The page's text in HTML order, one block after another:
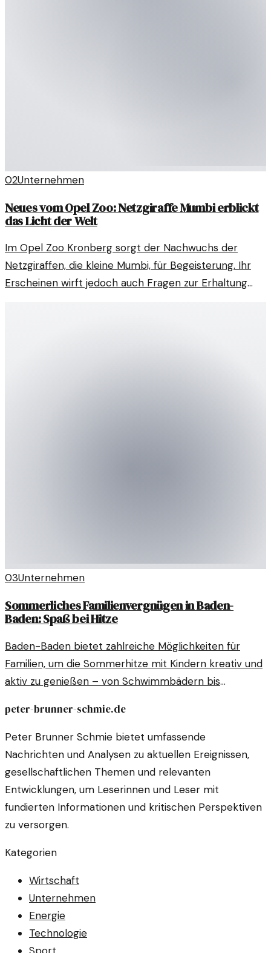
02Unternehmen
Neues vom Opel Zoo: Netzgiraffe Mumbi erblickt
das Licht der Welt
Im Opel Zoo Kronberg sorgt der Nachwuchs der
Netzgiraffen, die kleine Mumbi, für Begeisterung. Ihr
Erscheinen wirft jedoch auch Fragen zur Erhaltung
03Unternehmen
Sommerliches Familienvergnügen in Baden-
Baden: Spaß bei Hitze
Baden-Baden bietet zahlreiche Möglichkeiten für
Familien, um die Sommerhitze mit Kindern kreativ und
aktiv zu genießen – von Schwimmbädern bis
peter-brunner-schmie.de
Peter Brunner Schmie bietet umfassende
Nachrichten und Analysen zu aktuellen Ereignissen,
gesellschaftlichen Themen und relevanten
Entwicklungen, um Leserinnen und Leser mit
fundierten Informationen und kritischen Perspektiven
zu versorgen.
Kategorien
Wirtschaft
Unternehmen
Energie
Technologie